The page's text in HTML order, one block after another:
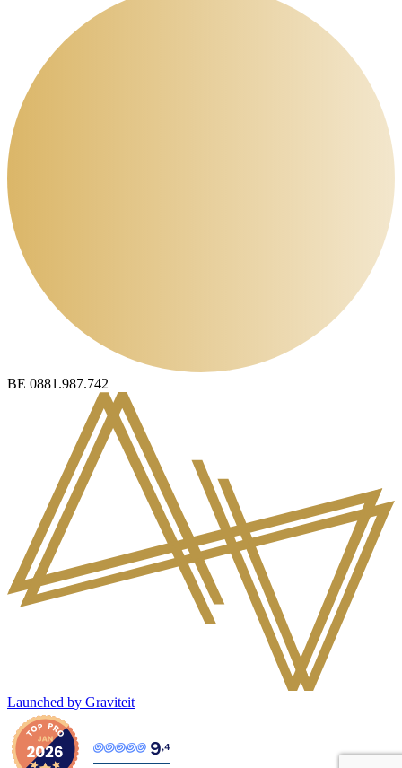
BE 0881.987.742
Launched by Graviteit
9,4